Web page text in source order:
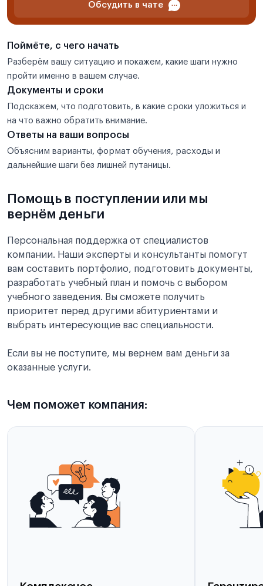
Обсудить в чате
Поймёте, с чего начать
Разберём вашу ситуацию и покажем, какие шаги нужно
пройти именно в вашем случае.
Документы и сроки
Подскажем, что подготовить, в какие сроки уложиться и
на что важно обратить внимание.
Ответы на ваши вопросы
Объясним варианты, формат обучения, расходы и
дальнейшие шаги без лишней путаницы.
Помощь в поступлении или мы
вернём деньги
Персональная поддержка от специалистов
компании. Наши эксперты и консультанты помогут
вам составить портфолио, подготовить документы,
разработать учебный план и помочь с выбором
учебного заведения. Вы сможете получить
приоритет перед другими абитуриентами и
выбрать интересующие вас специальности.
Если вы не поступите, мы вернем вам деньги за
оказанные услуги.
Чем поможет компания: